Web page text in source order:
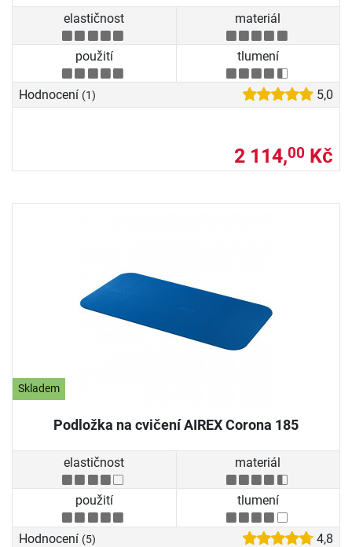
elastičnost materiál
použití tlumení
Hodnocení (1) 5,0
2 114,00 Kč
Skladem
Podložka na cvičení AIREX Corona 185
elastičnost materiál
použití tlumení
Hodnocení (5) 4,8